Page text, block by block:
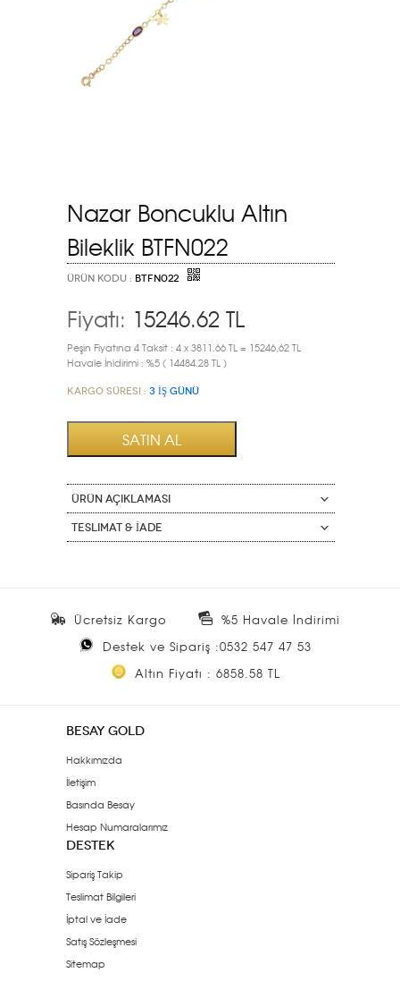
Nazar Boncuklu Altın
Bileklik BTFN022
ÜRÜN KODU : BTFN022
Fiyatı: 15246.62 TL
Peşin Fiyatına 4 Taksit : 4 x 3811.66 TL = 15246,62 TL
Havale İnidirimi : %5 ( 14484.28 TL )
Kargo Süresi : 3 İŞ GÜNÜ
ÜRÜN AÇIKLAMASI
Teslimat & İade
Ücretsiz Kargo
%5 Havale İndirimi
Destek ve Sipariş :0532 547 47 53
Altın Fiyatı : 6858.58 TL
BESAY GOLD
Hakkımızda
İletişim
Basında Besay
Hesap Numaralarımız
DESTEK
Sipariş Takip
Teslimat Bilgileri
İptal ve İade
Satış Sözleşmesi
Sitemap